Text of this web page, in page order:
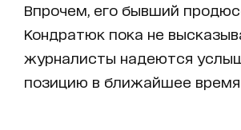
Впрочем, его бывший
Кондратюк пока не
журналисты надеются
позицию в ближайшее время.